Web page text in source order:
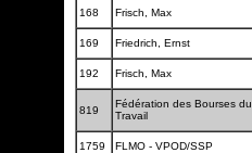
168 Frisch, Max
169 Friedrich, Ernst
192 Frisch, Max
819
Fédération des Bourses du
Travail
1759 FLMO - VPOD/SSP